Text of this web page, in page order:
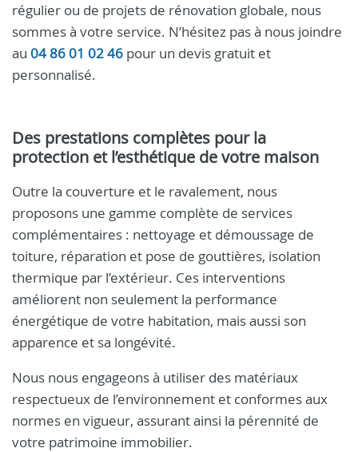
régulier ou de projets de rénovation globale, nous
sommes à votre service. N’hésitez pas à nous joindre
au 04 86 01 02 46 pour un devis gratuit et
personnalisé.
Des prestations complètes pour la
protection et l’esthétique de votre maison
Outre la couverture et le ravalement, nous
proposons une gamme complète de services
complémentaires : nettoyage et démoussage de
toiture, réparation et pose de gouttières, isolation
thermique par l’extérieur. Ces interventions
améliorent non seulement la performance
énergétique de votre habitation, mais aussi son
apparence et sa longévité.
Nous nous engageons à utiliser des matériaux
respectueux de l’environnement et conformes aux
normes en vigueur, assurant ainsi la pérennité de
votre patrimoine immobilier.